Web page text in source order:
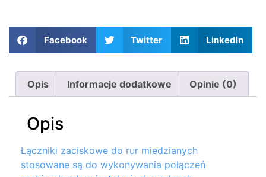
Facebook Twitter LinkedIn
Opis Informacje dodatkowe Opinie (0)
Opis
Łączniki zaciskowe do rur miedzianych
stosowane są do wykonywania połączeń